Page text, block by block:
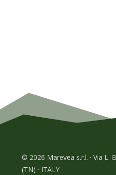
© 2026 Marevea s.r.l. · Via L.
(TN) · ITALY